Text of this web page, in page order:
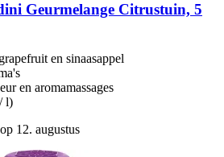
Geurmelange Citrustuin, 5
en sinaasappel
en aromamassages
l)
12. augustus